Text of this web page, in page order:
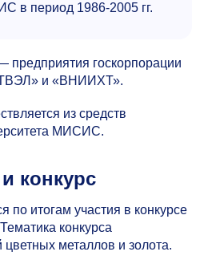
в период 1986-2005 гг.
предприятия госкорпорации
и «ВНИИХТ».
из средств
МИСИС.
конкурс
по итогам участия в конкурсе
конкурса
металлов и золота.